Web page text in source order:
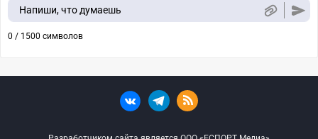
Напиши, что думаешь
0 / 1500 символов